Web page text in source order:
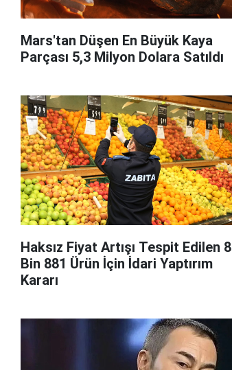
Mars'tan Düşen En Büyük Kaya
Parçası 5,3 Milyon Dolara Satıldı
Haksız Fiyat Artışı Tespit Edilen 8
Bin 881 Ürün İçin İdari Yaptırım
Kararı